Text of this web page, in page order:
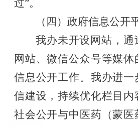
过”。
（四） 政府信息公开
我办未开设网站，通
网站、微信公众号等媒
信息公开工作。我办进一
信建设，持续优化栏目内
社会公开与中医药（蒙